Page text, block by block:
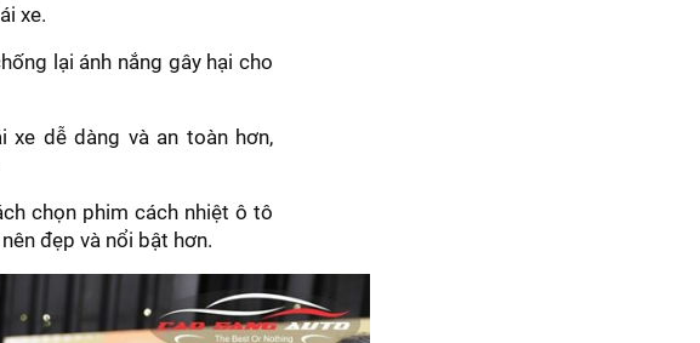
xe.
lại ánh nắng gây hại cho
xe dễ dàng và an toàn hơn,
chọn phim cách nhiệt ô tô
đẹp và nổi bật hơn.